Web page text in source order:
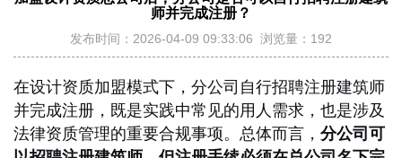
师并完成注册？
发布时间：2026-04-09 09:33:06 浏览量：192
在设计资质加盟模式下，分公司自行招聘注册建筑师
并完成注册，既是实践中常见的用人需求，也是涉及
法律资质管理的重要合规事项。总体而言， 分公司可